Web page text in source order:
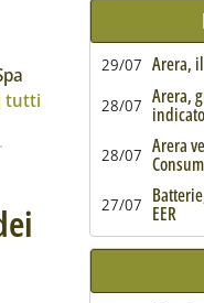
gare in Gazzetta
tutti
29/07 Arera,
28/07 Arera,
28/07 Arera
27/07 EER